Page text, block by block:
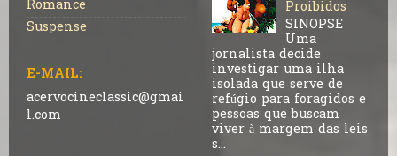
Romance
Suspense
E-MAIL:
acervocineclassic@gmai
l.com
Proibidos
SINOPSE
Uma
jornalista decide
investigar uma ilha
isolada que serve de
refúgio para foragidos e
pessoas que buscam
viver à margem das leis
s...